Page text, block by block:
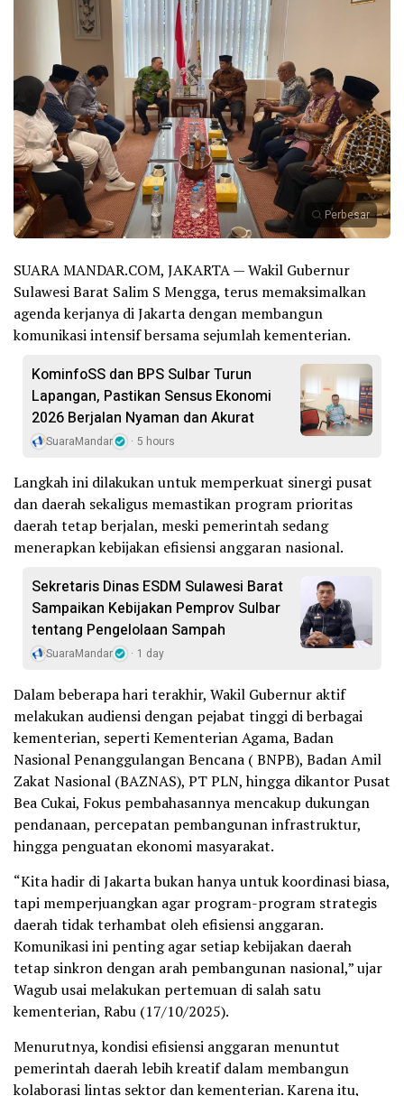
Perbesar
SUARA MANDAR.COM, JAKARTA — Wakil Gubernur
Sulawesi Barat Salim S Mengga, terus memaksimalkan
agenda kerjanya di Jakarta dengan membangun
komunikasi intensif bersama sejumlah kementerian.
KominfoSS dan BPS Sulbar Turun
Lapangan, Pastikan Sensus Ekonomi
2026 Berjalan Nyaman dan Akurat
SuaraMandar 5 hours
Langkah ini dilakukan untuk memperkuat sinergi pusat
dan daerah sekaligus memastikan program prioritas
daerah tetap berjalan, meski pemerintah sedang
menerapkan kebijakan efisiensi anggaran nasional.
Sekretaris Dinas ESDM Sulawesi Barat
Sampaikan Kebijakan Pemprov Sulbar
tentang Pengelolaan Sampah
SuaraMandar 1 day
Dalam beberapa hari terakhir, Wakil Gubernur aktif
melakukan audiensi dengan pejabat tinggi di berbagai
kementerian, seperti Kementerian Agama, Badan
Nasional Penanggulangan Bencana ( BNPB), Badan Amil
Zakat Nasional (BAZNAS), PT PLN, hingga dikantor Pusat
Bea Cukai, Fokus pembahasannya mencakup dukungan
pendanaan, percepatan pembangunan infrastruktur,
hingga penguatan ekonomi masyarakat.
“Kita hadir di Jakarta bukan hanya untuk koordinasi biasa,
tapi memperjuangkan agar program-program strategis
daerah tidak terhambat oleh efisiensi anggaran.
Komunikasi ini penting agar setiap kebijakan daerah
tetap sinkron dengan arah pembangunan nasional,” ujar
Wagub usai melakukan pertemuan di salah satu
kementerian, Rabu (17/10/2025).
Menurutnya, kondisi efisiensi anggaran menuntut
pemerintah daerah lebih kreatif dalam membangun
kolaborasi lintas sektor dan kementerian. Karena itu,